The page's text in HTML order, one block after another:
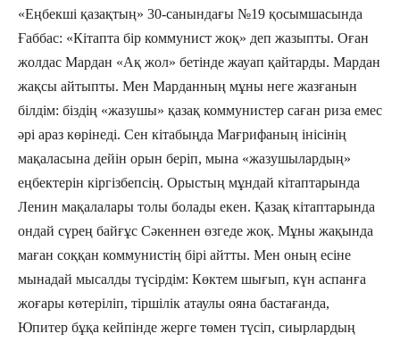
«Еңбекші қазақтың» 30-санындағы №19 қосымшасында
Ғаббас: «Кітапта бір коммунист жоқ» деп жазыпты. Оған
жолдас Мардан «Ақ жол» бетінде жауап қайтарды. Мардан
жақсы айтыпты. Мен Марданның мұны неге жазғанын
білдім: біздің «жазушы» қазақ коммунистер саған риза емес
әрі араз көрінеді. Сен кітабыңда Мағрифаның інісінің
мақаласына дейін орын беріп, мына «жазушылардың»
еңбектерін кіргізбепсің. Орыстың мұндай кітаптарында
Ленин мақалалары толы болады екен. Қазақ кітаптарында
ондай сүрең байғұс Сәкеннен өзгеде жоқ. Мұны жақында
маған соққан коммунистің бірі айтты. Мен оның есіне
мынадай мысалды түсірдім: Көктем шығып, күн аспанға
жоғары көтеріліп, тіршілік атаулы ояна бастағанда,
Юпитер бұқа кейпінде жерге төмен түсіп, сиырлардың